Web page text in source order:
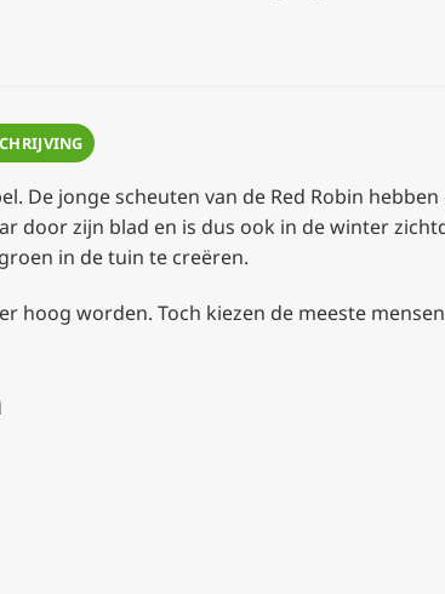
De jonge scheuten van de Red Robin
door zijn blad en is dus ook in de winter
in de tuin te creëren.
hoog worden. Toch kiezen de meeste